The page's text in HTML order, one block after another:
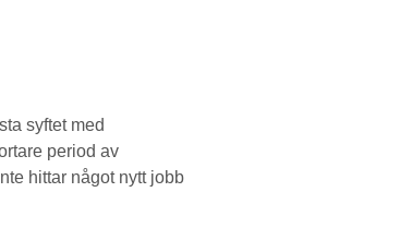
syftet med
period av
hittar något nytt jobb